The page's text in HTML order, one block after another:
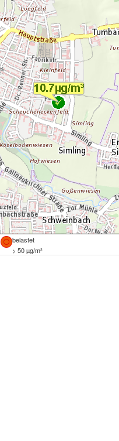
belastet
> 50 µg/m³